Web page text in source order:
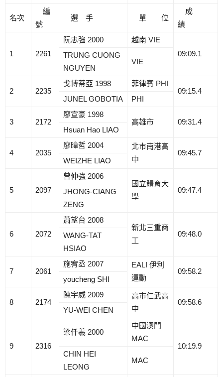
名次
編
號
選 手 單 位
成
績
1 2261
阮忠強 2000
越南 VIE
09:09.1
TRUNG CUONG
NGUYEN
VIE
2 2235
戈博蒂亞 1998
菲律賓 PHI
09:15.4
JUNEL GOBOTIA
PHI
3 2172
廖宣豪 1998
高雄市
09:31.4
Hsuan Hao LIAO
4 2035
廖暐哲 2004
北市南港高
中
09:45.7
WEIZHE LIAO
5 2097
曾仲強 2006
國立體育大
學
09:47.4
JHONG-CIANG
ZENG
6 2072
蕭望台 2008
新北三重商
工
09:48.0
WANG-TAT
HSIAO
7 2061
施宥丞 2007
EALI 伊利
運動
09:58.2
youcheng SHI
8 2174
陳宇威 2009
高市仁武高
中
09:58.6
YU-WEI CHEN
9 2316
梁仟羲 2000
中國澳門
MAC
10:19.9
CHIN HEI
LEONG
MAC